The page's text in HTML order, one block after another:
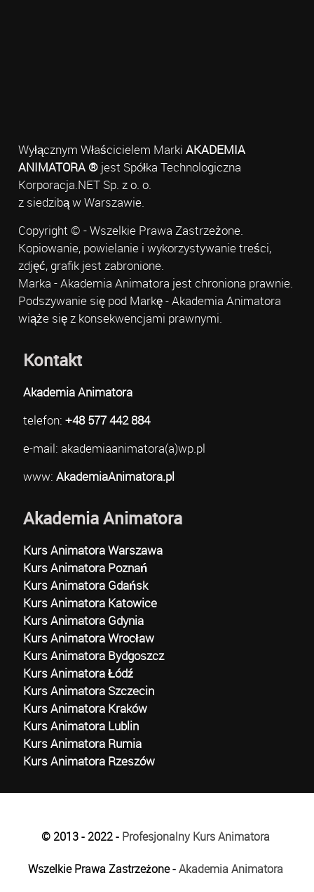
Wyłącznym Właścicielem Marki AKADEMIA
ANIMATORA ®jest Spółka Technologiczna
Korporacja.NET Sp. z o. o.
z siedzibą w Warszawie.
Copyright © - Wszelkie Prawa Zastrzeżone.
Kopiowanie, powielanie i wykorzystywanie treści,
zdjęć, grafik jest zabronione.
Marka - Akademia Animatora jest chroniona prawnie.
Podszywanie się pod Markę - Akademia Animatora
wiąże się z konsekwencjami prawnymi.
Kontakt
Akademia Animatora
telefon: +48 577 442 884
e-mail: akademiaanimatora(a)wp.pl
www: AkademiaAnimatora.pl
Akademia Animatora
Kurs Animatora Warszawa
Kurs Animatora Poznań
Kurs Animatora Gdańsk
Kurs Animatora Katowice
Kurs Animatora Gdynia
Kurs Animatora Wrocław
Kurs Animatora Bydgoszcz
Kurs Animatora Łódź
Kurs Animatora Szczecin
Kurs Animatora Kraków
Kurs Animatora Lublin
Kurs Animatora Rumia
Kurs Animatora Rzeszów
© 2013 - 2022 - Profesjonalny Kurs Animatora
Wszelkie Prawa Zastrzeżone -Akademia Animatora